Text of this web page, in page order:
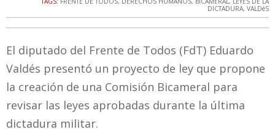
DICTADURA, VALDéS
El diputado del Frente de Todos (FdT) Eduardo
Valdés presentó un proyecto de ley que propone
la creación de una Comisión Bicameral para
revisar las leyes aprobadas durante la última
dictadura militar.